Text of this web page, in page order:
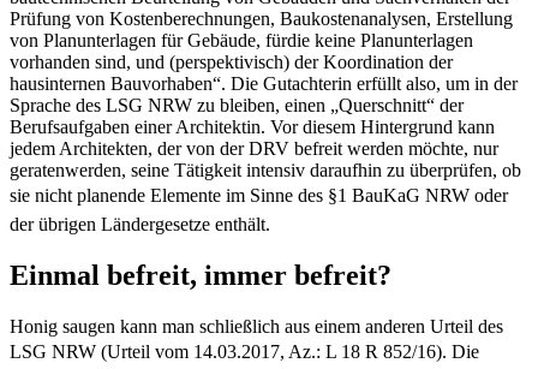
Prüfung von Kostenberechnungen, Baukostenanalysen, Erstellung
von Planunterlagen für Gebäude, fürdie keine Planunterlagen
vorhanden sind, und (perspektivisch) der Koordination der
hausinternen Bauvorhaben“. Die Gutachterin erfüllt also, um in der
Sprache des LSG NRW zu bleiben, einen „Querschnitt“ der
Berufsaufgaben einer Architektin. Vor diesem Hintergrund kann
jedem Architekten, der von der DRV befreit werden möchte, nur
geratenwerden, seine Tätigkeit intensiv daraufhin zu überprüfen, ob
sie nicht planende Elemente im Sinne des §1 BauKaG NRW oder
der übrigen Ländergesetze enthält.
Einmal befreit, immer befreit?
Honig saugen kann man schließlich aus einem anderen Urteil des
LSG NRW (Urteil vom 14.03.2017, Az.: L 18 R 852/16). Die